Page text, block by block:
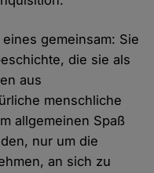
gemeinsam: Sie
die sie als
aus
menschliche
allgemeinen Spaß
nur um die
an sich zu